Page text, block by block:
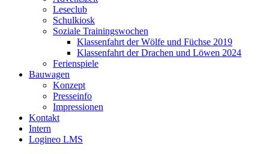
Leseclub
Schulkiosk
Soziale Trainingswochen
Klassenfahrt der Wölfe und Füchse 2019
Klassenfahrt der Drachen und Löwen 2024
Ferienspiele
Bauwagen
Konzept
Presseinfo
Impressionen
Kontakt
Intern
Logineo LMS